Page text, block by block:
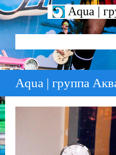
Aqua |
Aqua | группа